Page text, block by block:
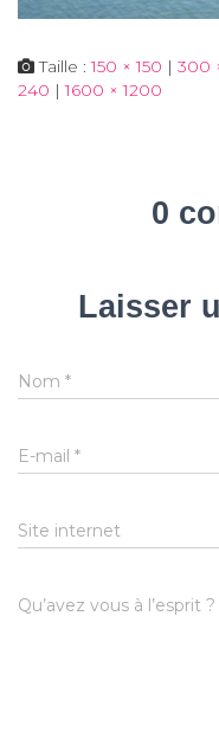
Taille :150 × 150 | 300
240 | 1600 × 1200
0
Laisser
Nom *
E-mail *
Site internet
Qu’avez vous à l’esprit ?